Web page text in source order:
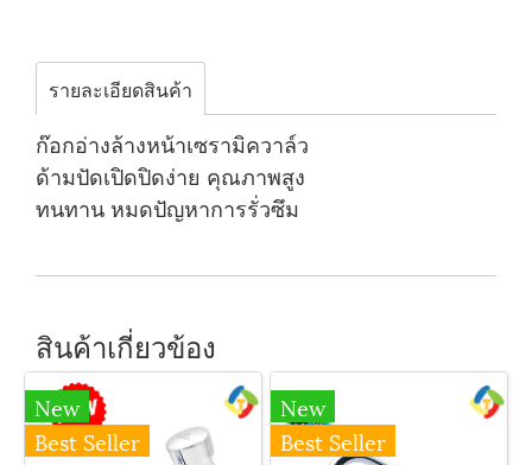
รายละเอียดสินค้า
ก๊อกอ่างล้างหน้าเซรามิควาล์ว
ด้ามปัดเปิดปิดง่าย คุณภาพสูง
ทนทาน หมดปัญหาการรั่วซึม
สินค้าเกี่ยวข้อง
New
Best Seller
New
Best Seller